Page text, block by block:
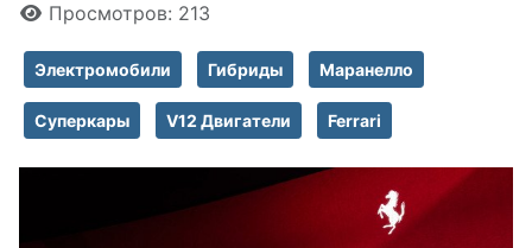
Просмотров: 213
Электромобили Гибриды Маранелло
Суперкары V12 Двигатели Ferrari